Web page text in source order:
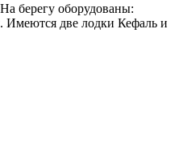
берегу оборудованы:
Имеются две лодки Кефаль и